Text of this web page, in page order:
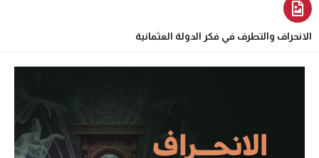
الانحراف والتطرف في فكر الدولة العثمانية